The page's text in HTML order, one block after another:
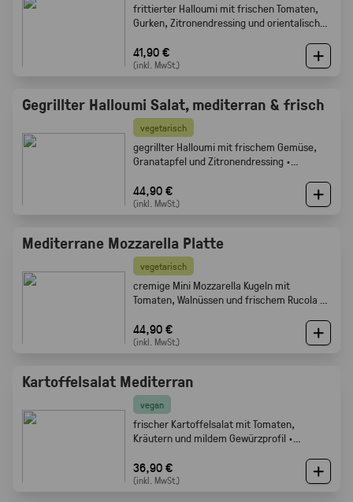
frittierter Halloumi mit frischen Tomaten,
Gurken, Zitronendressing und orientalischen
41,90 €
(inkl. MwSt.)
Gegrillter Halloumi Salat, mediterran & frisch
vegetarisch
gegrillter Halloumi mit frischem Gemüse,
Granatapfel und Zitronendressing ·
44,90 €
(inkl. MwSt.)
Mediterrane Mozzarella Platte
vegetarisch
cremige Mini Mozzarella Kugeln mit
Tomaten, Walnüssen und frischem Rucola ·
44,90 €
(inkl. MwSt.)
Kartoffelsalat Mediterran
vegan
frischer Kartoffelsalat mit Tomaten,
Kräutern und mildem Gewürzprofil ·
36,90 €
(inkl. MwSt.)